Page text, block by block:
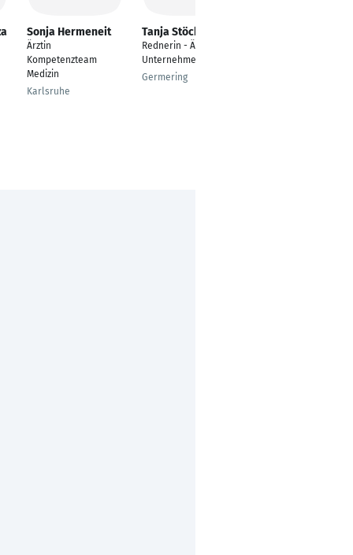
Sonja Hermeneit
Ärztin
Kompetenzteam
Medizin
Karlsruhe
Tanja Stöcker
Rednerin - Ärztin -
Unternehmerin
Germering